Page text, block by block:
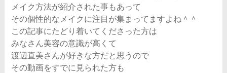
メイク方法が紹介された事もあって
その個性的なメイクに注目が集まってますよね＾＾
この記事にたどり着いてくださった方は
みなさん美容の意識が高くて
渡辺直美さんが好きな方だと思うので
その動画をすでに見られた方も